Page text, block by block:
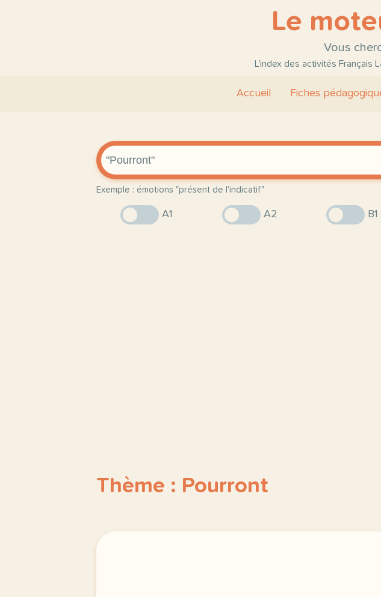
Le
Vous
L'index des activités Français
Accueil Fiches
Exemple : émotions "présent de l'indicatif"
A1 A2 B1
Thème : Pourront